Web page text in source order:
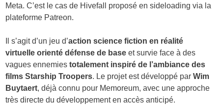
Meta. C’est le cas de Hivefall proposé en sideloading via la
plateforme Patreon.
Il s’agit d’un jeu d’action science fiction en réalité
virtuelle orienté défense de base et survie face à des
vagues ennemiestotalement inspiré de l’ambiance des
films Starship Troopers. Le projet est développé parWim
Buytaert, déjà connu pour Memoreum, avec une approche
très directe du développement en accès anticipé.